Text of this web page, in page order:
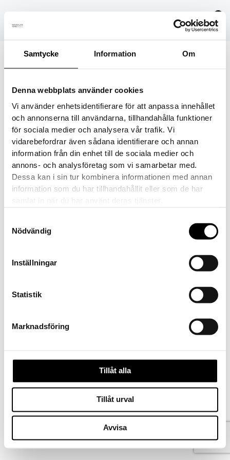
Samtycke Information Om
Denna webbplats använder cookies
Vi använder enhetsidentifierare för att anpassa innehållet
och annonserna till användarna, tillhandahålla funktioner
för sociala medier och analysera vår trafik. Vi
vidarebefordrar även sådana identifierare och annan
information från din enhet till de sociala medier och
annons- och analysföretag som vi samarbetar med.
Dessa kan i sin tur kombinera informationen med annan
information som du har tillhandahållit eller som de har
Nödvändig
Inställningar
Statistik
Marknadsföring
Tillåt alla
Tillåt urval
Avvisa
innehåll
whitelining2
Avdanielvittikko/14 augusti, 2024
FÖREGÅENDE
Kontakta oss
Köpvillkor
Ångra köp
Norsk bokmål
Svenska